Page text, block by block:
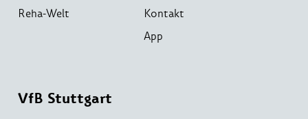
Reha-Welt
Kontakt
App
VfB Stuttgart